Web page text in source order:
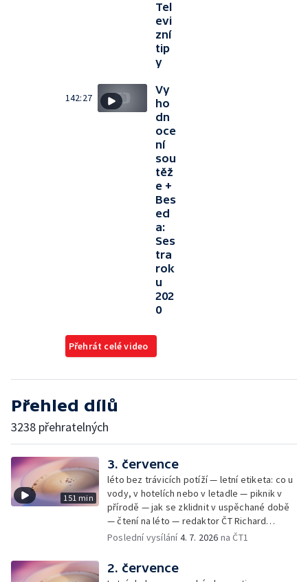
Tel
evi
zní
tip
y
142:27
Vy
ho
dn
oce
ní
sou
těž
e +
Bes
ed
a:
Ses
tra
rok
u
202
0
Přehrát celé video
Přehled dílů
3238 přehratelných
151 min
3. července
léto bez trávicích potíží — letní etiketa: co u
vody, v hotelích nebo v letadle — piknik v
přírodě — jak se zklidnit v uspěchané době
— čtení na léto — redaktor ČT Richard
Samko
Poslední vysílání4. 7. 2026 na ČT1
2. července